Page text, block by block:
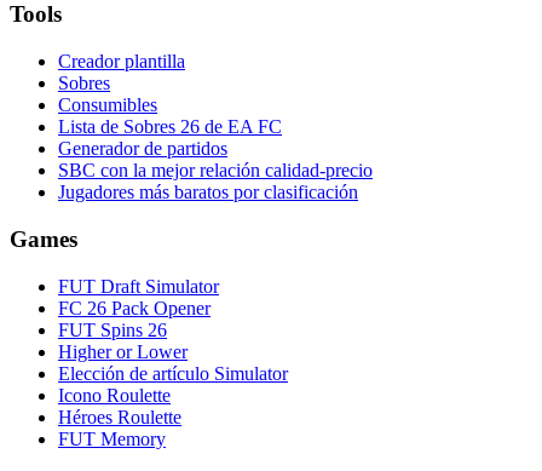
Tools
Creador plantilla
Sobres
Consumibles
Lista de Sobres 26 de EA FC
Generador de partidos
SBC con la mejor relación calidad-precio
Jugadores más baratos por clasificación
Games
FUT Draft Simulator
FC 26 Pack Opener
FUT Spins 26
Higher or Lower
Elección de artículo Simulator
Icono Roulette
Héroes Roulette
FUT Memory